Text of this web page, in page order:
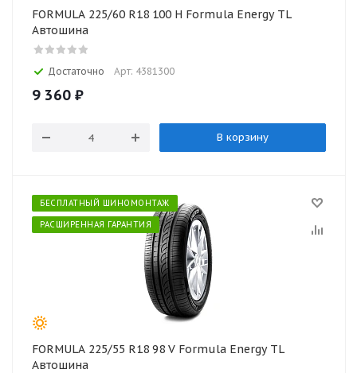
FORMULA 225/60 R18 100 H Formula Energy TL
Автошина
Достаточно Арт: 4381300
9 360 ₽
В корзину
БЕСПЛАТНЫЙ ШИНОМОНТАЖ
РАСШИРЕННАЯ ГАРАНТИЯ
FORMULA 225/55 R18 98 V Formula Energy TL
Автошина